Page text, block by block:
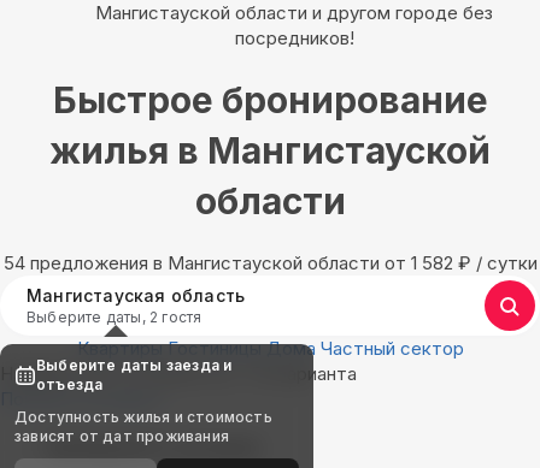
Мангистауской области и другом городе без
посредников!
Быстрое бронирование
жилья в Мангистауской
области
54 предложения в Мангистауской области oт 1 582 ₽ / сутки
Мангистауская область
Выберите даты, 2 гостя
Квартиры Гостиницы Дома Частный сектор
Найдём, где остановиться : 54 варианта
Показать на карте
Выбирайте лучшее
Выберите даты заезда и
отъезда
Доступность жилья и стоимость
зависят от дат проживания